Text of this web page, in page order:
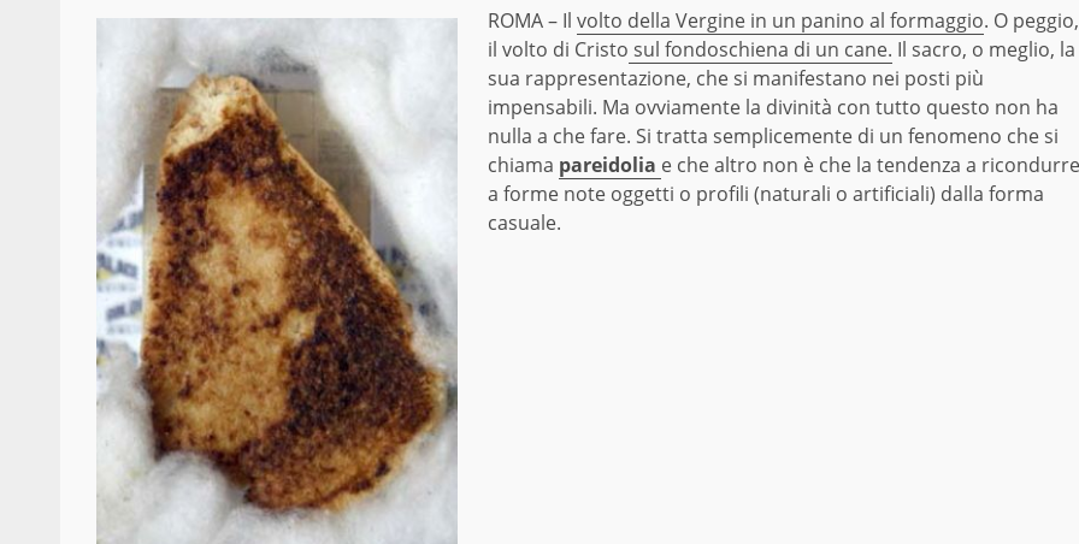
ROMA – Il volto della Vergine in un panino al formaggio. O peggio,
il volto di Cristo sul fondoschiena di un cane. Il sacro, o meglio, la
sua rappresentazione, che si manifestano nei posti più
impensabili. Ma ovviamente la divinità con tutto questo non ha
nulla a che fare. Si tratta semplicemente di un fenomeno che si
chiama pareidolia e che altro non è che la tendenza a ricondurre
a forme note oggetti o profili (naturali o artificiali) dalla forma
casuale.